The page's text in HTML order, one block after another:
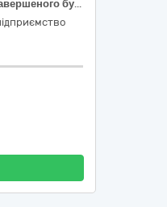
Послуги з охорони об’єкту незавершеного будівництва ЛМКП «Львівводоканал» у м. Львові